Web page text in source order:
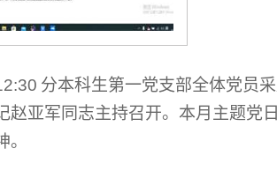
分本科生第一党支部全体党员
赵亚军同志主持召开。本月主题党